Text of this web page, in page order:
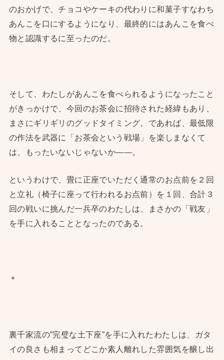
のおかげで、チョコやケーキの代わりに和菓子すなわち
あんこを口にするようになり、最終的にはあんこを食べ
物と認識するに至ったのだ。
そして、わたしがあんこを食べられるようになったこと
がきっかけで、今回のお茶会に招待された経緯もあり、
まさにギリギリのグッドタイミング。であれば、最低限
の作法を武器に「お茶会という戦場」を楽しまなくて
は、もったいないじゃないか——。
というわけで、畳に正座でいただく通常のお点前を２回
と立礼（椅子に座って行われるお点前）を１回、合計３
回の戦いに挑んだ一兵卒のわたしは、まさかの「戦友」
を手に入れることとなったのである。
＊
裏千家流の”完璧な土下座”を手に入れたわたしは、ガタ
イの良さも相まってどこか素人離れした雰囲気を醸し出